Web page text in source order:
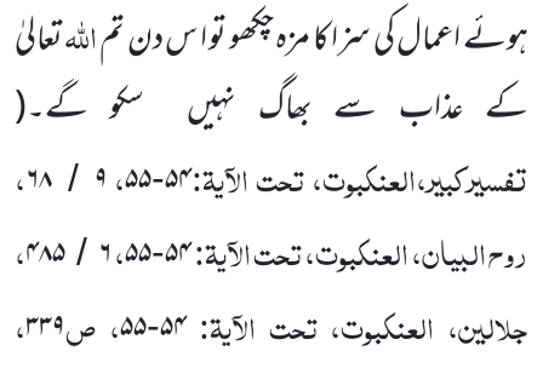
ہوئے اعمال کی سزا کا مزہ چکھو تو ا س دن تماللہتعالیٰ
کے عذاب سے بھاگ نہیں سکو گے۔(
تفسیرکبیر،العنکبوت، تحت الآیۃ:۵۴-۵۵،۹ / ۶۸،
روح البیان، العنکبوت، تحت الآیۃ:۵۴-۵۵،۶ / ۴۸۵،
جلالین، العنکبوت، تحت الآیۃ:۵۴-۵۵، ص۳۳۹،